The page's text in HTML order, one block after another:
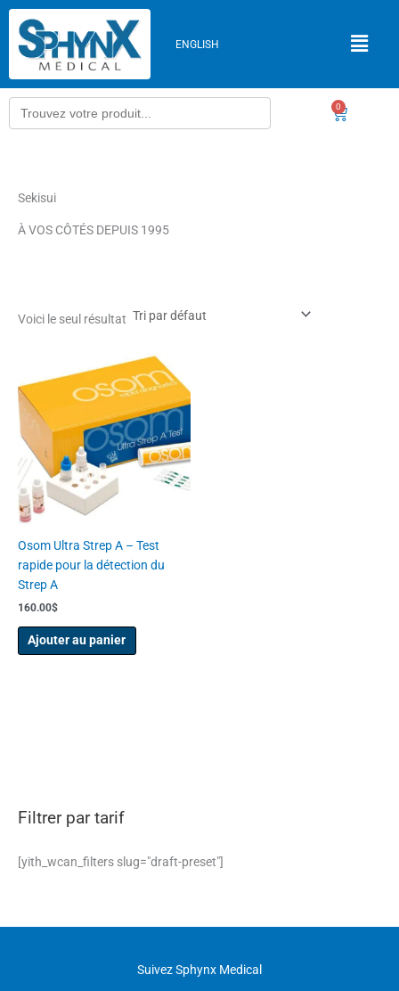
Aller
contenu
ENGLISH
Search
for:
0
Panier
Filtrer par tarif
[yith_wcan_filters slug="draft-preset"]
Sekisui
À VOS CÔTÉS DEPUIS 1995
Voici le seul résultat
Osom Ultra Strep A – Test
rapide pour la détection du
Strep A
160.00$
Ajouter au panier
Suivez Sphynx Medical